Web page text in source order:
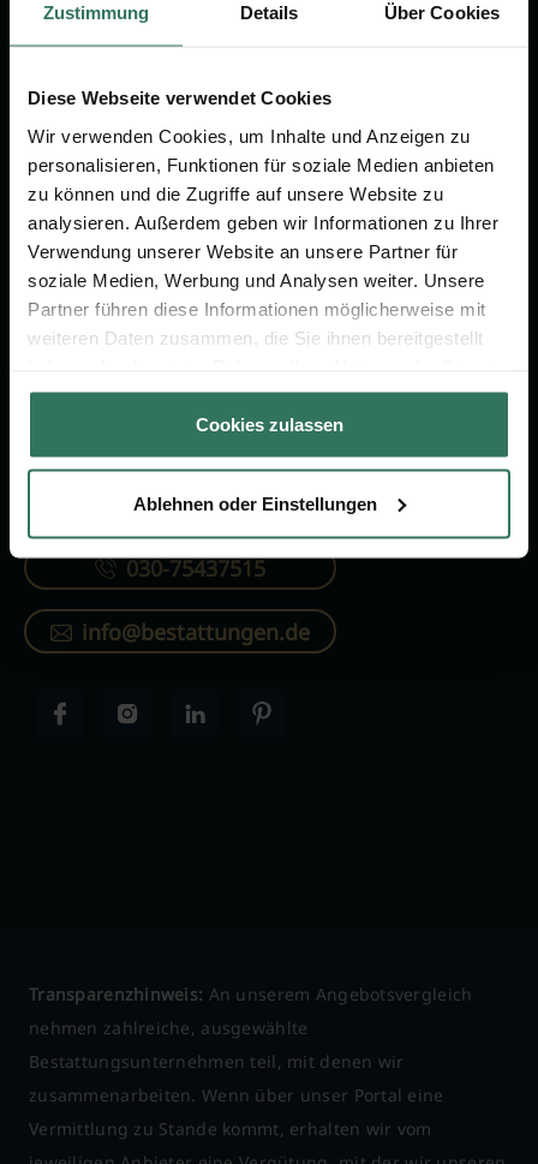
Zustimmung Details Über Cookies
Diese Webseite verwendet Cookies
Wir verwenden Cookies, um Inhalte und Anzeigen zu
personalisieren, Funktionen für soziale Medien anbieten
zu können und die Zugriffe auf unsere Website zu
analysieren. Außerdem geben wir Informationen zu Ihrer
Verwendung unserer Website an unsere Partner für
soziale Medien, Werbung und Analysen weiter. Unsere
Partner führen diese Informationen möglicherweise mit
weiteren Daten zusammen, die Sie ihnen bereitgestellt
gesammelt haben.
Cookies zulassen
Ablehnen oder Einstellungen
Wir sind Ihr Ansprechpartner rund
Vorsorge.
Jetzt beraten lassen
FÜR SIE
Vergleich
Verzeichnis
FÜR BESTATTER
Online-Portal
KONTAKTIEREN SIE UNS
030-75437515
info@bestattungen.de
Transparenzhinweis: An unserem Angebotsvergleich
nehmen zahlreiche, ausgewählte
Bestattungsunternehmen teil, mit denen wir
zusammenarbeiten. Wenn über unser Portal eine
Vermittlung zu Stande kommt, erhalten wir vom